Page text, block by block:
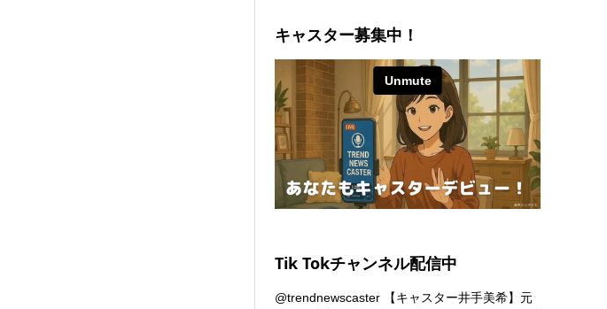
キャスター募集中！
Tik Tokチャンネル配信中
@trendnewscaster 【キャスター井手美希】元